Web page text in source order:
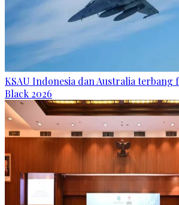
KSAU Indonesia dan Australia terbang
Black 2026